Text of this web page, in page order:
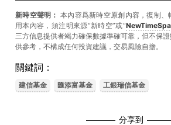
新時空聲明： 本內容爲新時空原創內容，復制、
用本內容，須注明來源“新時空”或“
三方信息提供者竭力確保數據準確可靠，但不保
供參考，不構成任何投資建議，交易風險自擔。
關鍵詞：
建信基金 匯添富基金 工銀瑞信基金
分享到